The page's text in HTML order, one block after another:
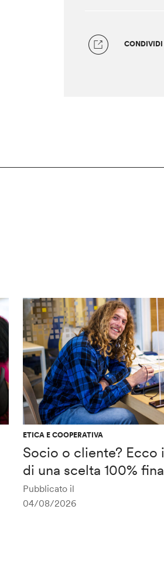
CONDIVIDI
ETICA E COOPERATIVA
Socio o cliente? Ecco
di una scelta 100%
Pubblicato il
04/08/2026